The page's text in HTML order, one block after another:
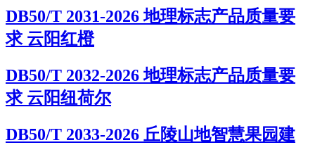
DB50/T 2031-2026 地理标志产品质量要
求 云阳红橙
DB50/T 2032-2026 地理标志产品质量要
求 云阳纽荷尔
DB50/T 2033-2026 丘陵山地智慧果园建